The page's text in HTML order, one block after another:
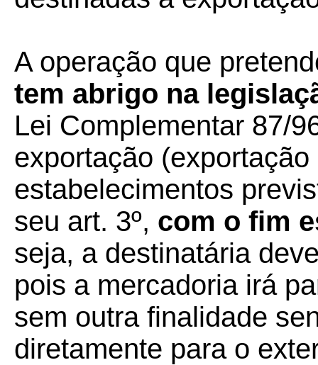
A operação que
tem abrigo na
Lei Complementar 87/
exportação
estabelecimentos
seu art. 3º, com o fim
seja, a destinatária
pois a mercadoria irá
sem outra finalidade
diretamente para o